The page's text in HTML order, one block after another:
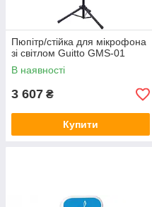
Пюпітр/стійка для мікрофона
зі світлом Guitto GMS-01
В наявності
3 607 ₴
Купити